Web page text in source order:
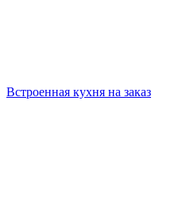
Встроенная кухня на заказ